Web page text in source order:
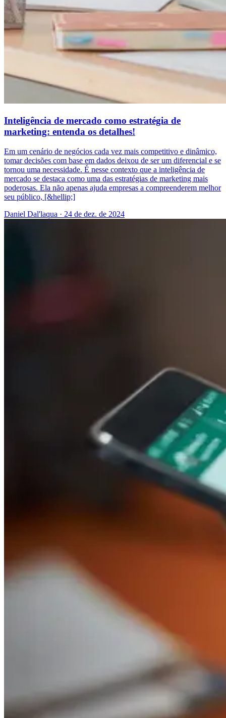
Inteligência de mercado como estratégia de
marketing: entenda os detalhes!
Em um cenário de negócios cada vez mais competitivo e dinâmico,
tomar decisões com base em dados deixou de ser um diferencial e se
tornou uma necessidade. É nesse contexto que a inteligência de
mercado se destaca como uma das estratégias de marketing mais
poderosas. Ela não apenas ajuda empresas a compreenderem melhor
seu público, [&hellip;]
Daniel Dal'laqua · 24 de dez. de 2024